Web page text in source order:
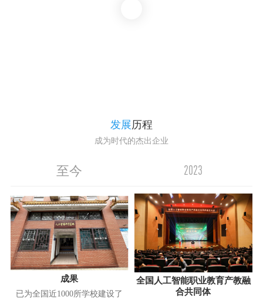
发展历程
成为时代的杰出企业
至今
成果
已为全国近1000所学校建设了
2023
全国人工智能职业教育产教融
合共同体